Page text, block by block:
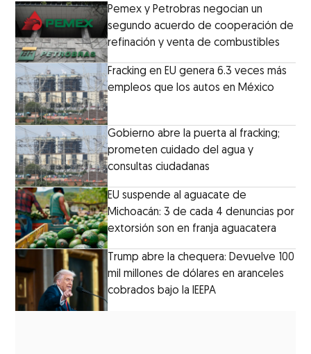
Pemex y Petrobras negocian un
segundo acuerdo de cooperación de
refinación y venta de combustibles
Fracking en EU genera 6.3 veces más
empleos que los autos en México
Gobierno abre la puerta al fracking;
prometen cuidado del agua y
consultas ciudadanas
EU suspende al aguacate de
Michoacán: 3 de cada 4 denuncias por
extorsión son en franja aguacatera
Trump abre la chequera: Devuelve 100
mil millones de dólares en aranceles
cobrados bajo la IEEPA